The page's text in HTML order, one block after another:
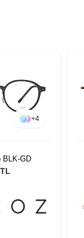
+4
BLK-GD